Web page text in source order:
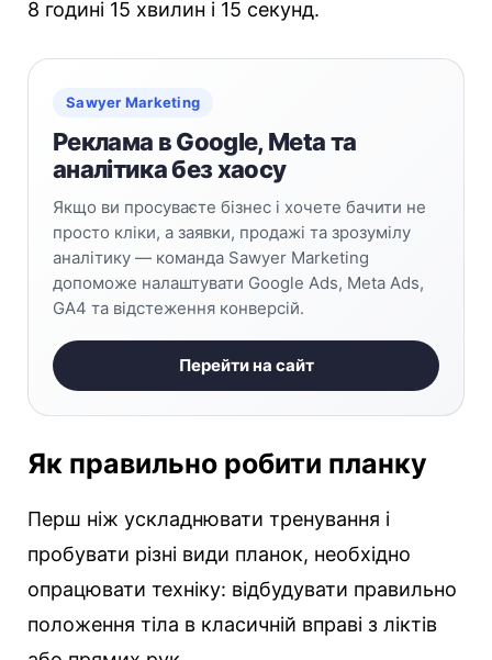
8 годині 15 хвилин і 15 секунд.
Sawyer Marketing
Реклама в Google, Meta та
аналітика без хаосу
Якщо ви просуваєте бізнес і хочете бачити не
просто кліки, а заявки, продажі та зрозумілу
аналітику — команда Sawyer Marketing
допоможе налаштувати Google Ads, Meta Ads,
GA4 та відстеження конверсій.
Перейти на сайт
Як правильно робити планку
Перш ніж ускладнювати тренування і
пробувати різні види планок, необхідно
опрацювати техніку: відбудувати правильно
положення тіла в класичній вправі з ліктів